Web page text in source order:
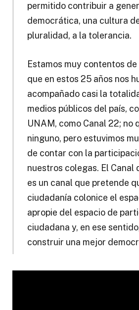
permitido contribuir a
democrática, una cultura
pluralidad, a la tolerancia.
Estamos muy contentos
que en estos 25 años nos
acompañado casi la
medios públicos del país,
UNAM, como Canal 22; no
ninguno, pero estuvimos
de contar con la
nuestros colegas. El Canal
es un canal que pretende
ciudadanía colonice el
apropie del espacio de
ciudadana y, en ese
construir una mejor